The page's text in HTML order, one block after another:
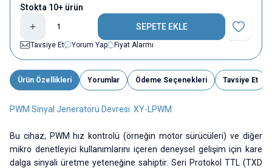
Stokta 10+ ürün
SEPETE EKLE
Favoriye
Tavsiye Et
Yorum Yap Fiyat Alarmı
Ürün Özellikleri Yorumlar Ödeme Seçenekleri Tavsiye Et
PWM Sinyal Jeneratörü Devresi XY-LPWM
Bu cihaz, PWM hız kontrolü (örneğin motor sürücüleri) ve diğer
mikro denetleyici kullanımlarını içeren deneysel gelişim için kare
dalga sinyali üretme yeteneğine sahiptir. Seri Protokol TTL (TXD